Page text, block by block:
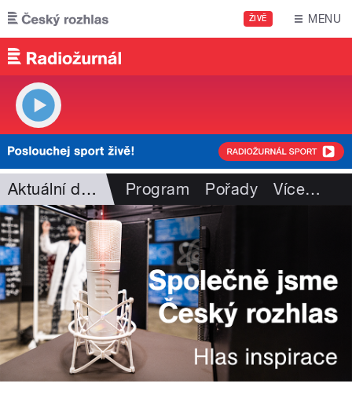
Přejít k hlavnímu obsahu
ŽIVĚ MENU
Aktuální dění Program Pořady Více…